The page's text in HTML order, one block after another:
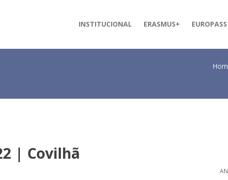
INSTITUCIONAL ERASMUS+ EUROPASS
| Covilhã